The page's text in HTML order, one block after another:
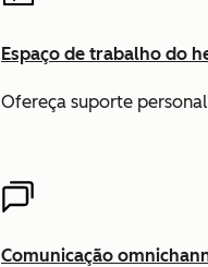
Espaço de trabalho do
Ofereça suporte
Comunicação